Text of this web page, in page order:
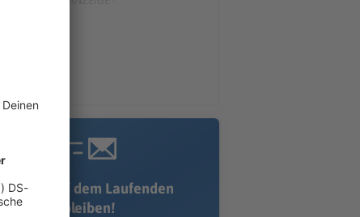
Immer auf dem Laufenden
bleiben!